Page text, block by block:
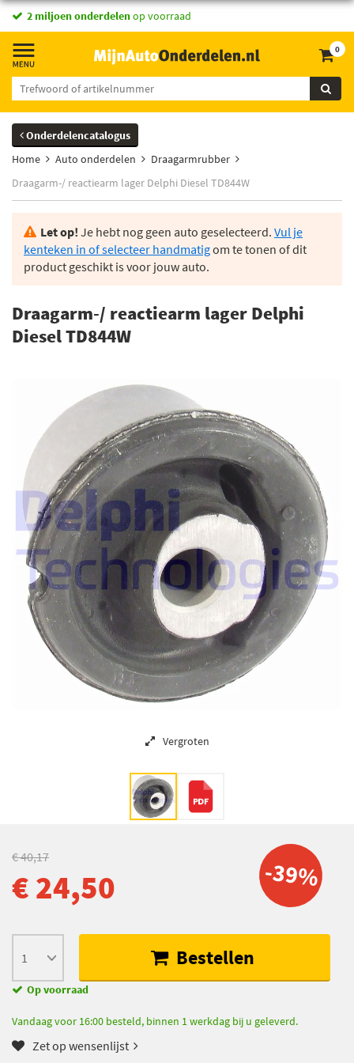
2 miljoen onderdelenop voorraad
0
Onderdelencatalogus
Home
Auto onderdelen
Draagarmrubber
Draagarm-/ reactiearm lager Delphi Diesel TD844W
Let op! Je hebt nog geen auto geselecteerd. Vul je
kenteken in of selecteer handmatigom te tonen of dit
product geschikt is voor jouw auto.
Draagarm-/ reactiearm lager Delphi
Diesel TD844W
Vergroten
-39%
€ 40,17
€ 24,50
Bestellen
Op voorraad
Vandaag voor 16:00 besteld, binnen 1 werkdag bij u geleverd.
Zet op wensenlijst